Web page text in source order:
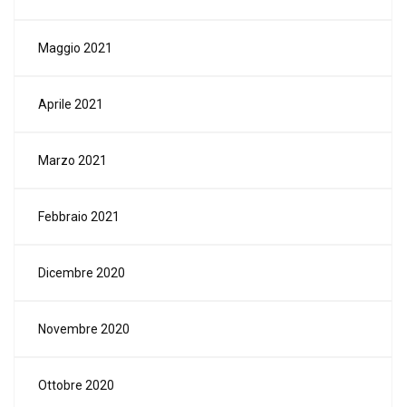
Maggio 2021
Aprile 2021
Marzo 2021
Febbraio 2021
Dicembre 2020
Novembre 2020
Ottobre 2020